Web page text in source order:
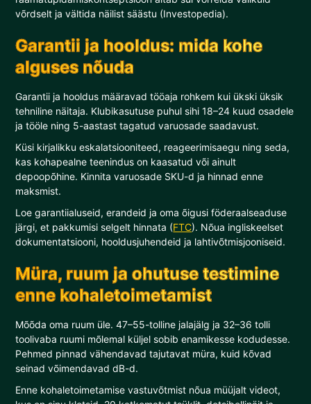
võrdselt ja vältida näilist säästu (Investopedia).
Garantii ja hooldus: mida kohe
alguses nõuda
Garantii ja hooldus määravad tööaja rohkem kui ükski üksik
tehniline näitaja. Klubikasutuse puhul sihi 18–24 kuud osadele
ja tööle ning 5-aastast tagatud varuosade saadavust.
Küsi kirjalikku eskalatsiooniteed, reageerimisaegu ning seda,
kas kohapealne teenindus on kaasatud või ainult
depoopõhine. Kinnita varuosade SKU-d ja hinnad enne
maksmist.
Loe garantiialuseid, erandeid ja oma õigusi föderaalseaduse
järgi, et pakkumisi selgelt hinnata (FTC). Nõua ingliskeelset
dokumentatsiooni, hooldusjuhendeid ja lahtivõtmisjooniseid.
Müra, ruum ja ohutuse testimine
enne kohaletoimetamist
Mõõda oma ruum üle. 47–55-tolline jalajälg ja 32–36 tolli
toolivaba ruumi mõlemal küljel sobib enamikesse kodudesse.
Pehmed pinnad vähendavad tajutavat müra, kuid kõvad
seinad võimendavad dB-d.
Enne kohaletoimetamise vastuvõtmist nõua müüjalt videot,